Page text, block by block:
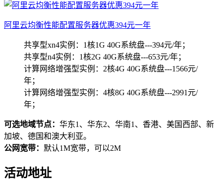
阿里云均衡性能配置服务器优惠394元一年
共享型xn4实例：1核1G 40G系统盘---394元/年；
共享型n4实例：1核2G 40G系统盘---653元/年；
计算网络增强型实例：2核4G 40G系统盘---1566元/
年；
计算网络增强型实例：4核8G 40G系统盘---2991元/
年；
可选地域节点： 华东1、华东2、华南1、香港、美国西部、新
加坡、德国和澳大利亚。
公网宽带： 默认1M宽带，可以2M
活动地址